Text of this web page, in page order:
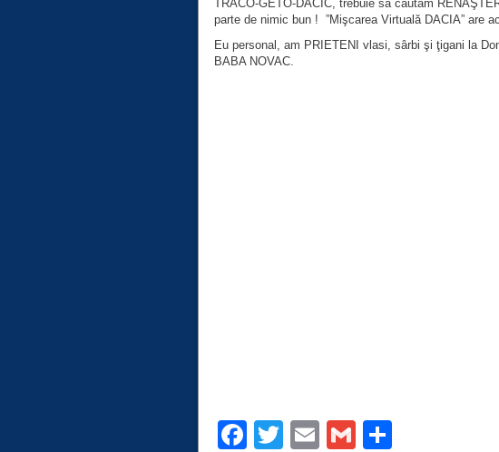
TRACO-GETO-DACIC, trebuie să căutăm
parte de nimic bun ! ”Mişcarea Virtuală DACIA” are
Eu personal, am PRIETENI vlasi, sârbi şi ţigani la
BABA NOVAC.
Facebook
TwitterEmailGmail